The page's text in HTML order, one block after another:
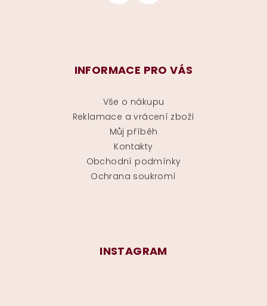
INFORMACE PRO VÁS
Vše o nákupu
Reklamace a vrácení zboží
Můj příběh
Kontakty
Obchodní podmínky
Ochrana soukromí
INSTAGRAM